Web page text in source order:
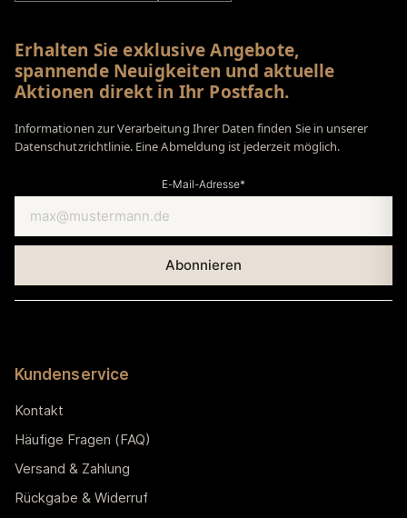
Erhalten Sie exklusive Angebote,
spannende Neuigkeiten und aktuelle
Aktionen direkt in Ihr Postfach.
Informationen zur Verarbeitung Ihrer Daten finden Sie in unserer
Datenschutzrichtlinie. Eine Abmeldung ist jederzeit möglich.
E-Mail-Adresse*
Kundenservice
Kontakt
Häufige Fragen (FAQ)
Versand & Zahlung
Rückgabe & Widerruf